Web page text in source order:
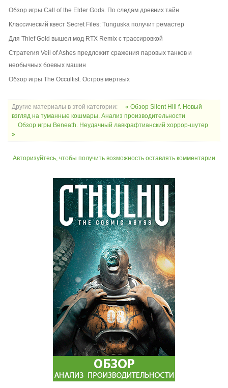
Обзор игры Call of the Elder Gods. По следам древних тайн
Классический квест Secret Files: Tunguska получит ремастер
Для Thief Gold вышел мод RTX Remix с трассировкой
Стратегия Veil of Ashes предложит сражения паровых танков и
необычных боевых машин
Обзор игры The Occultist. Остров мертвых
Другие материалы в этой категории:
« Обзор Silent Hill f. Новый
взгляд на туманные кошмары. Анализ производительности
Обзор игры Beneath. Неудачный лавкрафтианский хоррор-шутер
»
Авторизуйтесь, чтобы получить возможность оставлять комментарии